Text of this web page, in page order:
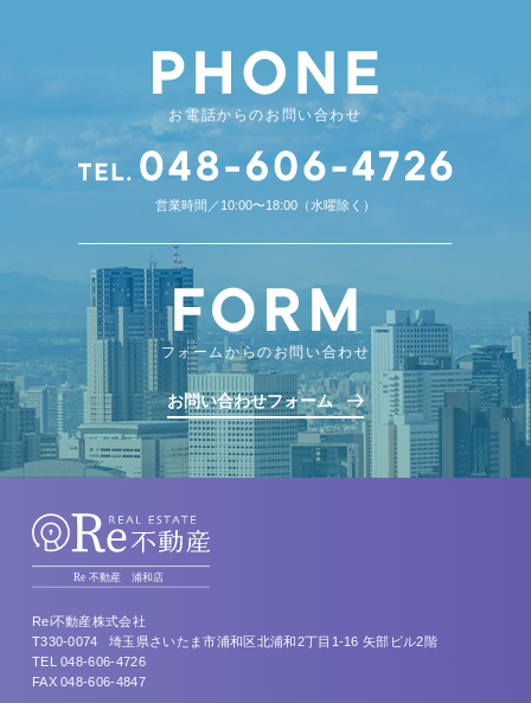
お電話からのお問い合わせ
営業時間／10:00〜18:00（水曜除く）
フォームからのお問い合わせ
お問い合わせフォーム
Rei不動産株式会社
T330-0074
埼⽟県さいたま市浦和区北浦和2丁⽬1-16 矢部ビル2階
TEL 048-606-4726
FAX 048-606-4847